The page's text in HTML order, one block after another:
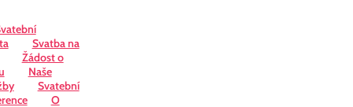
Svatba na
Žádost o
Naše
Svatební
O